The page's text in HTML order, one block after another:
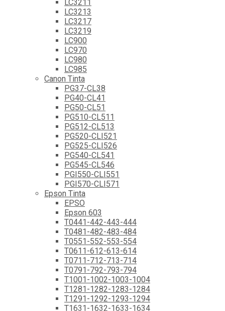
LC3211
LC3213
LC3217
LC3219
LC900
LC970
LC980
LC985
Canon Tinta
PG37-CL38
PG40-CL41
PG50-CL51
PG510-CL511
PG512-CL513
PG520-CLI521
PG525-CLI526
PG540-CL541
PG545-CL546
PGI550-CLI551
PGI570-CLI571
Epson Tinta
EPSO
Epson 603
T0441-442-443-444
T0481-482-483-484
T0551-552-553-554
T0611-612-613-614
T0711-712-713-714
T0791-792-793-794
T1001-1002-1003-1004
T1281-1282-1283-1284
T1291-1292-1293-1294
T1631-1632-1633-1634